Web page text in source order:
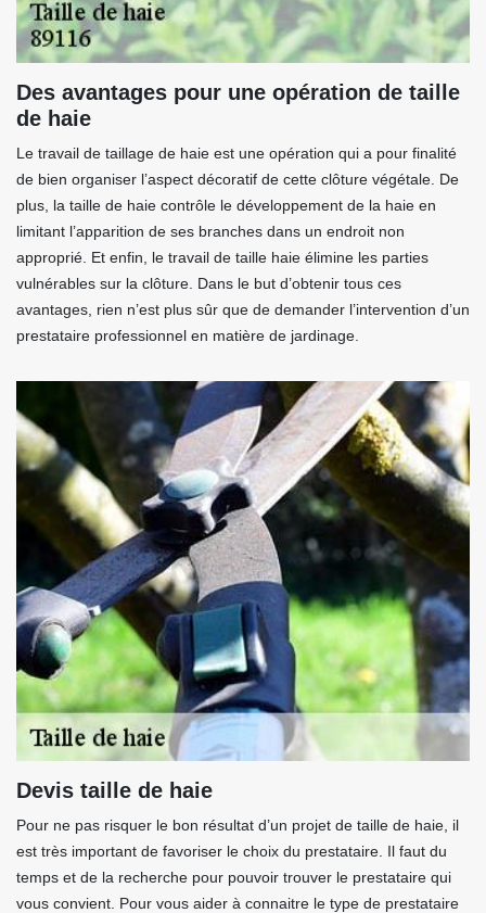
Des avantages pour une opération de taille
de haie
Le travail de taillage de haie est une opération qui a pour finalité
de bien organiser l’aspect décoratif de cette clôture végétale. De
plus, la taille de haie contrôle le développement de la haie en
limitant l’apparition de ses branches dans un endroit non
approprié. Et enfin, le travail de taille haie élimine les parties
vulnérables sur la clôture. Dans le but d’obtenir tous ces
avantages, rien n’est plus sûr que de demander l’intervention d’un
prestataire professionnel en matière de jardinage.
Devis taille de haie
Pour ne pas risquer le bon résultat d’un projet de taille de haie, il
est très important de favoriser le choix du prestataire. Il faut du
temps et de la recherche pour pouvoir trouver le prestataire qui
vous convient. Pour vous aider à connaitre le type de prestataire